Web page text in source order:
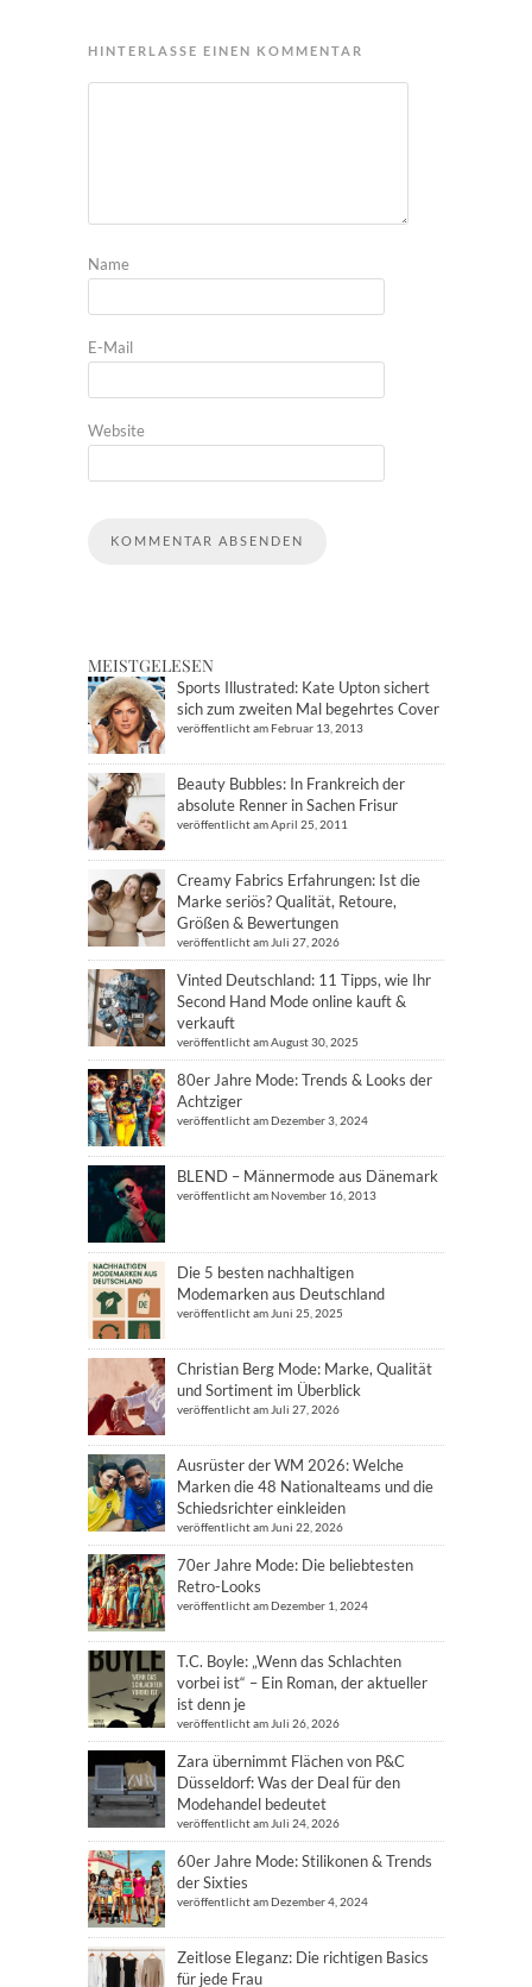
HINTERLASSE EINEN KOMMENTAR
Name
E-Mail
Website
MEISTGELESEN
Sports Illustrated: Kate Upton sichert
sich zum zweiten Mal begehrtes Cover
veröffentlicht am Februar 13, 2013
Beauty Bubbles: In Frankreich der
absolute Renner in Sachen Frisur
veröffentlicht am April 25, 2011
Creamy Fabrics Erfahrungen: Ist die
Marke seriös? Qualität, Retoure,
Größen & Bewertungen
veröffentlicht am Juli 27, 2026
Vinted Deutschland: 11 Tipps, wie Ihr
Second Hand Mode online kauft &
verkauft
veröffentlicht am August 30, 2025
80er Jahre Mode: Trends & Looks der
Achtziger
veröffentlicht am Dezember 3, 2024
BLEND – Männermode aus Dänemark
veröffentlicht am November 16, 2013
Die 5 besten nachhaltigen
Modemarken aus Deutschland
veröffentlicht am Juni 25, 2025
Christian Berg Mode: Marke, Qualität
und Sortiment im Überblick
veröffentlicht am Juli 27, 2026
Ausrüster der WM 2026: Welche
Marken die 48 Nationalteams und die
Schiedsrichter einkleiden
veröffentlicht am Juni 22, 2026
70er Jahre Mode: Die beliebtesten
Retro-Looks
veröffentlicht am Dezember 1, 2024
T.C. Boyle: „Wenn das Schlachten
vorbei ist“ – Ein Roman, der aktueller
ist denn je
veröffentlicht am Juli 26, 2026
Zara übernimmt Flächen von P&C
Düsseldorf: Was der Deal für den
Modehandel bedeutet
veröffentlicht am Juli 24, 2026
60er Jahre Mode: Stilikonen & Trends
der Sixties
veröffentlicht am Dezember 4, 2024
Zeitlose Eleganz: Die richtigen Basics
für jede Frau